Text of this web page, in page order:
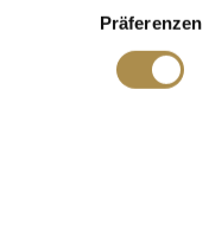
Präferenzen